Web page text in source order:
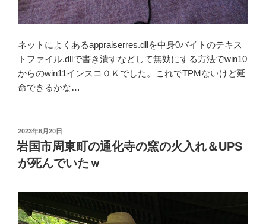
ネットによくあるappraiserres.dllを中身0バイトのテキス
トファイル.dllで書き潰すなどして無効にする方法でwin10
からのwin11インスコＯＫでした。これでTPMないけど延
命できるかな…
投
稿
日:
2023年6月20日
岩国市周東町の通化寺の窯の火入れ＆UPS
が死んでいたｗ